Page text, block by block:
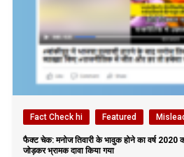
Fact Check hi Featured
फैक्ट चेक: मनोज तिवारी के भावुक होने का वर्ष 2020
जोड़कर भ्रामक दावा किया गया